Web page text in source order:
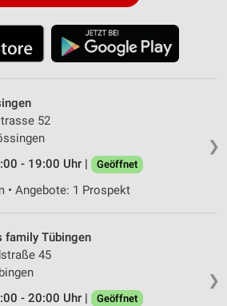
❯
52
- 19:00 Uhr |
Geöffnet
• Angebote: 1 Prospekt
❯
family Tübingen
45
- 20:00 Uhr |
Geöffnet